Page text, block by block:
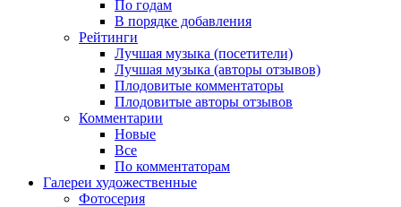
По годам
В порядке добавления
Рейтинги
Лучшая музыка (посетители)
Лучшая музыка (авторы отзывов)
Плодовитые комментаторы
Плодовитые авторы отзывов
Комментарии
Новые
Все
По комментаторам
Галереи художественные
Фотосерия